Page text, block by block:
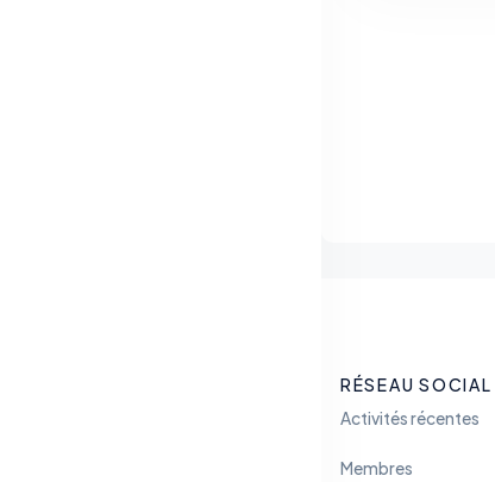
RÉSEAU SOCIAL
Activités récentes
Membres